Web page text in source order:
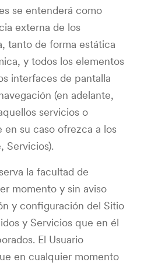
se entenderá como
externa de los
tanto de forma estática
y todos los elementos
interfaces de pantalla
(en adelante,
servicios o
en su caso ofrezca a los
Servicios).
la facultad de
momento y sin aviso
y configuración del Sitio
y Servicios que en él
El Usuario
en cualquier momento